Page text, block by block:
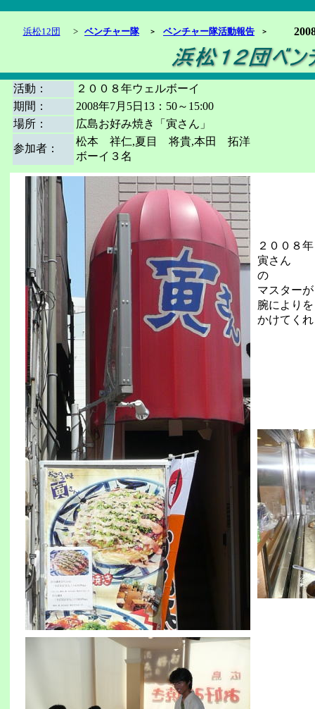
浜松12団 > ベンチャー隊 ＞ ベンチャー隊活動報告 ＞
活動：
２００８年ウェルボーイ
期間：
2008年7月5日13：50～15:00
場所：
広島お好み焼き「寅さん」
参加者：
松本 祥仁,夏目 将貴,本田 拓洋
ボーイ３名
２００８
寅さん
の
マスターが
腕によりを
かけてく